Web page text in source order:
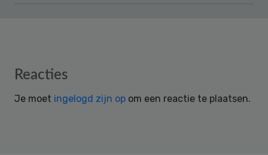
Reader
Reacties
Je moet ingelogd zijn op om een reactie te plaatsen.